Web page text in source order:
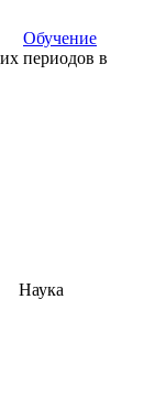
Обучение
периодов в
Наука